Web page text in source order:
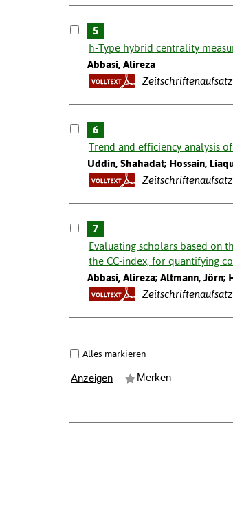
5
h-Type hybrid centrality
Abbasi, Alireza
Zeitschriftenaufsatz
6
Trend and efficiency analysis
Uddin, Shahadat; Hossain,
Zeitschriftenaufsatz
7
Evaluating scholars based on
the CC-index, for quantifying
Abbasi, Alireza; Altmann, Jörn;
Zeitschriftenaufsatz
Alles markieren
Anzeigen Merken